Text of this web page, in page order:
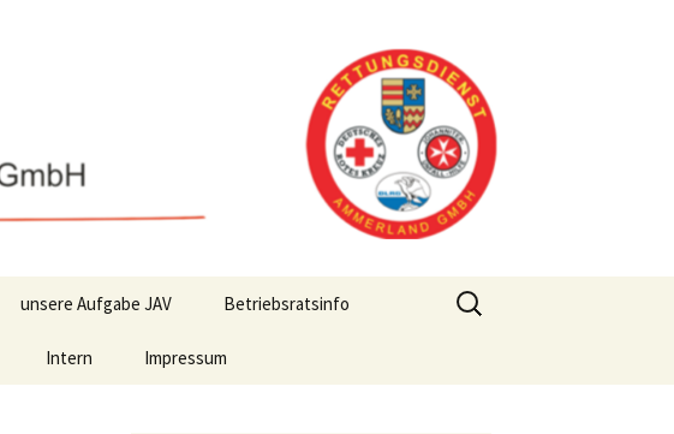
unsere Aufgabe JAV Betriebsratsinfo
Intern Impressum
Suchen
nach: